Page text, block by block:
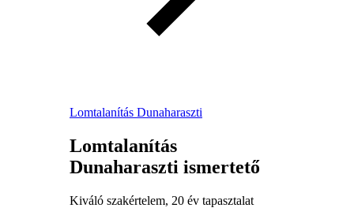
Lomtalanítás Dunaharaszti
Lomtalanítás
Dunaharaszti ismertető
Kiváló szakértelem, 20 év tapasztalat